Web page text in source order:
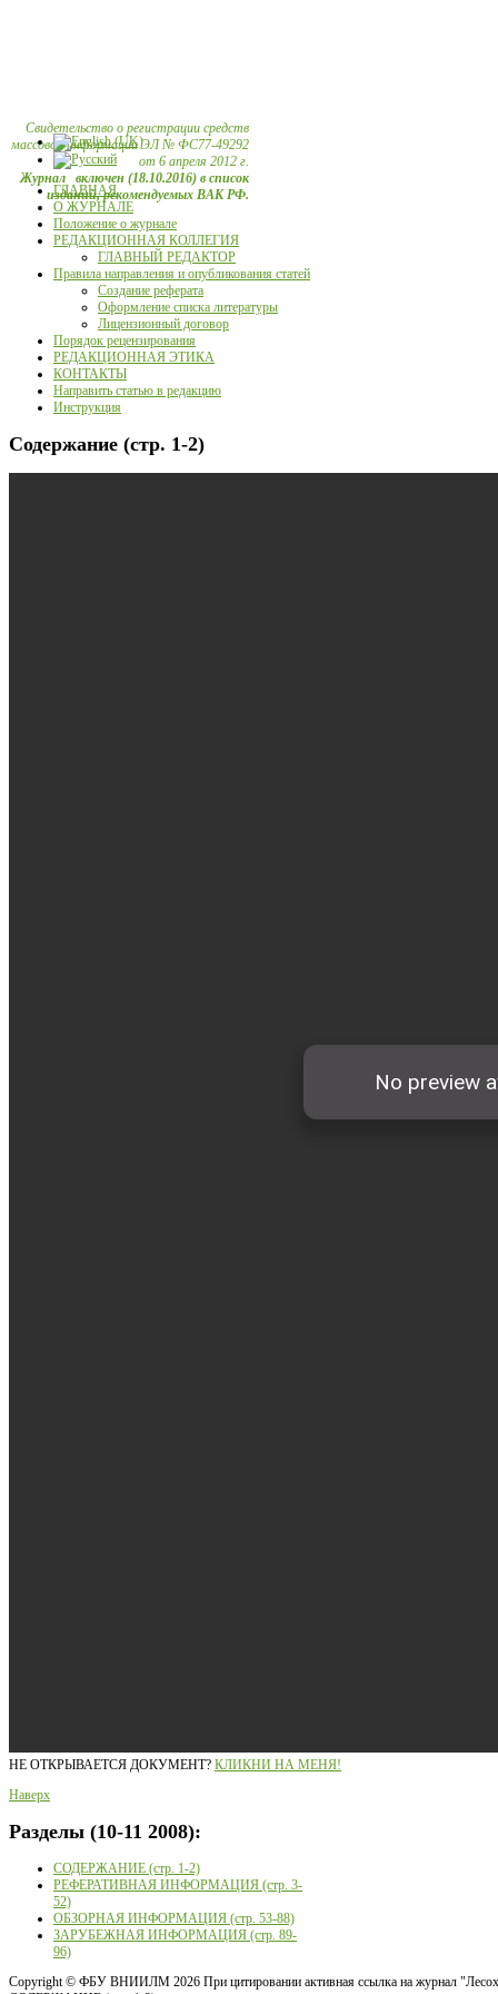
Свидетельство о регистрации средств
массовой информации ЭЛ № ФС77-49292
от 6 апреля 2012 г.
Журнал включен (18.10.2016) в список
изданий, рекомендуемых ВАК РФ.
ГЛАВНАЯ
О ЖУРНАЛЕ
Положение о журнале
РЕДАКЦИОННАЯ КОЛЛЕГИЯ
ГЛАВНЫЙ РЕДАКТОР
Правила направления и опубликования статей
Создание реферата
Оформление списка литературы
Лицензионный договор
Порядок рецензирования
РЕДАКЦИОННАЯ ЭТИКА
КОНТАКТЫ
Направить статью в редакцию
Инструкция
Содержание (стр. 1-2)
НЕ ОТКРЫВАЕТСЯ ДОКУМЕНТ? КЛИКНИ НА МЕНЯ!
Наверх
Разделы (10-11 2008):
СОДЕРЖАНИЕ (стр. 1-2)
РЕФЕРАТИВНАЯ ИНФОРМАЦИЯ (стр. 3-
52)
ОБЗОРНАЯ ИНФОРМАЦИЯ (стр. 53-88)
ЗАРУБЕЖНАЯ ИНФОРМАЦИЯ (стр. 89-
96)
Copyright © ФБУ ВНИИЛМ 2026 При цитировании активная ссылка на журнал